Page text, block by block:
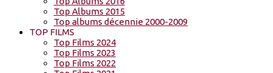
Top Albums 2015
Top albums décennie 2000-2009
TOP FILMS
Top Films 2024
Top Films 2023
Top Films 2022